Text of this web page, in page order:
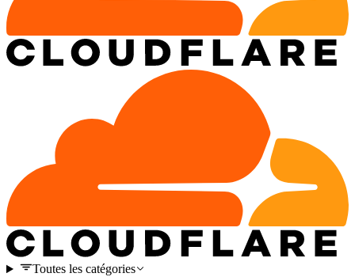
Toutes les catégories